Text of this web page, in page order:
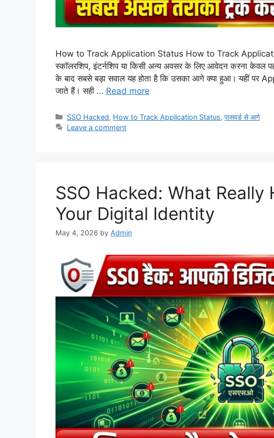
How to Track Application Status How to Track
स्कॉलरशिप, इंटर्नशिप या किसी अन्य अवसर के लिए आवेदन करना
के बाद सबसे बड़ा सवाल यह होता है कि उसका आगे क्या हुआ। यहीं पर
जाते हैं। सही … Read more
Categories
SSO Hacked, How to Track Application Status,पासवर्ड से आगे
Leave a comment
SSO Hacked: What Really
Your Digital Identity
May 4, 2026 by Admin